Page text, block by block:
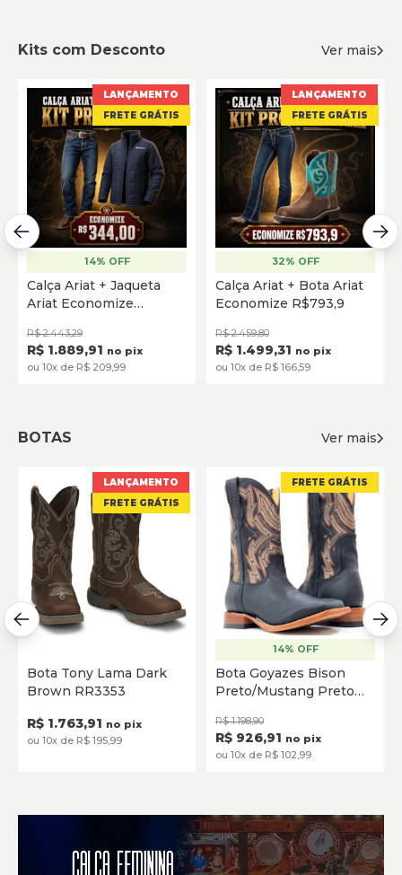
Kits com Desconto Ver mais
LANÇAMENTO
FRETE GRÁTIS
14% OFF
Calça Ariat + Jaqueta
Ariat Economize
R$ 2.443,29
R$ 1.889,91 no pix
ou 10x de R$ 209,99
LANÇAMENTO
FRETE GRÁTIS
32% OFF
Calça Ariat + Bota Ariat
Economize R$793,9
R$ 2.459,80
R$ 1.499,31 no pix
ou 10x de R$ 166,59
BOTAS Ver mais
LANÇAMENTO
FRETE GRÁTIS
Bota Tony Lama Dark
Brown RR3353
R$ 1.763,91 no pix
ou 10x de R$ 195,99
FRETE GRÁTIS
14% OFF
Bota Goyazes Bison
Preto/Mustang Preto
R$ 1.198,90
R$ 926,91 no pix
ou 10x de R$ 102,99